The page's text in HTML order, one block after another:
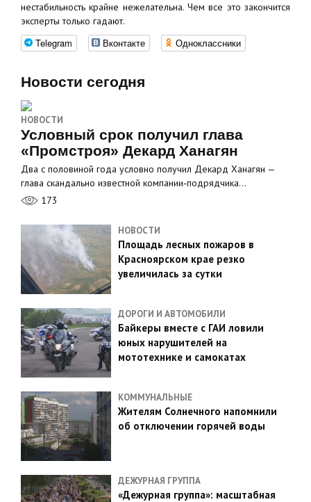
нестабильность крайне нежелательна. Чем все это закончится
эксперты только гадают.
Telegram Вконтакте Одноклассники
Новости сегодня
НОВОСТИ
Условный срок получил глава
«Промстроя» Декард Ханагян
Два с половиной года условно получил Декард Ханагян —
глава скандально известной компании‑подрядчика…
173
НОВОСТИ
Площадь лесных пожаров в
Красноярском крае резко
увеличилась за сутки
ДОРОГИ И АВТОМОБИЛИ
Байкеры вместе с ГАИ ловили
юных нарушителей на
мототехнике и самокатах
КОММУНАЛЬНЫЕ
Жителям Солнечного напомнили
об отключении горячей воды
ДЕЖУРНАЯ ГРУППА
«Дежурная группа»: масштабная